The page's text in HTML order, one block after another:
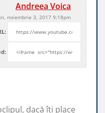
Andreea Voica
noiembrie 3, 2017 9:18pm
dacăîți place